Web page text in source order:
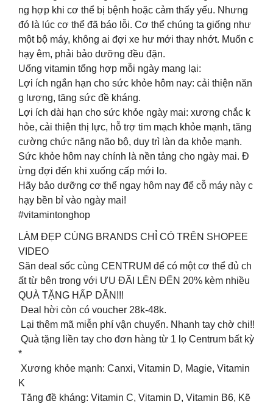
ng hợp khi cơ thể bị bệnh hoặc cảm thấy yếu. Nhưng
đó là lúc cơ thể đã báo lỗi. Cơ thể chúng ta giống như
một bộ máy, không ai đợi xe hư mới thay nhớt. Muốn c
hạy êm, phải bảo dưỡng đều đặn.
Uống vitamin tổng hợp mỗi ngày mang lại:
Lợi ích ngắn hạn cho sức khỏe hôm nay: cải thiện năn
g lượng, tăng sức đề kháng.
Lợi ích dài hạn cho sức khỏe ngày mai: xương chắc k
hỏe, cải thiện thị lực, hỗ trợ tim mạch khỏe mạnh, tăng
cường chức năng não bộ, duy trì làn da khỏe mạnh.
Sức khỏe hôm nay chính là nền tảng cho ngày mai. Đ
ừng đợi đến khi xuống cấp mới lo.
Hãy bảo dưỡng cơ thể ngay hôm nay để cỗ máy này c
hạy bền bỉ vào ngày mai!
#vitamintonghop
LÀM ĐẸP CÙNG BRANDS CHỈ CÓ TRÊN SHOPEE
VIDEO
Săn deal sốc cùng CENTRUM để có một cơ thể đủ ch
ất từ bên trong với ƯU ĐÃI LÊN ĐẾN 20% kèm nhiều
QUÀ TẶNG HẤP DẪN!!!
Deal hời còn có voucher 28k-48k.
Lại thêm mã miễn phí vận chuyển. Nhanh tay chờ chi!!
Quà tặng liền tay cho đơn hàng từ 1 lọ Centrum bất kỳ
*
Xương khỏe mạnh: Canxi, Vitamin D, Magie, Vitamin
K
Tăng đề kháng: Vitamin C, Vitamin D, Vitamin B6, Kẽ